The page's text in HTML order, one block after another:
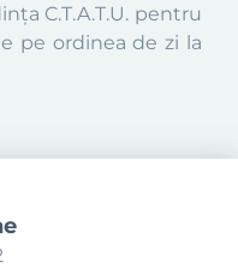
C.T.A.T.U. pentru
pe ordinea de zi la